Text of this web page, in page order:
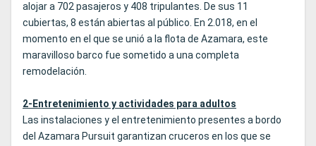
alojar a 702 pasajeros y 408 tripulantes. De sus 11
cubiertas, 8 están abiertas al público. En 2.018, en el
momento en el que se unió a la flota de Azamara, este
maravilloso barco fue sometido a una completa
remodelación.
2-Entretenimiento y actividades para adultos
Las instalaciones y el entretenimiento presentes a bordo
del Azamara Pursuit garantizan cruceros en los que se